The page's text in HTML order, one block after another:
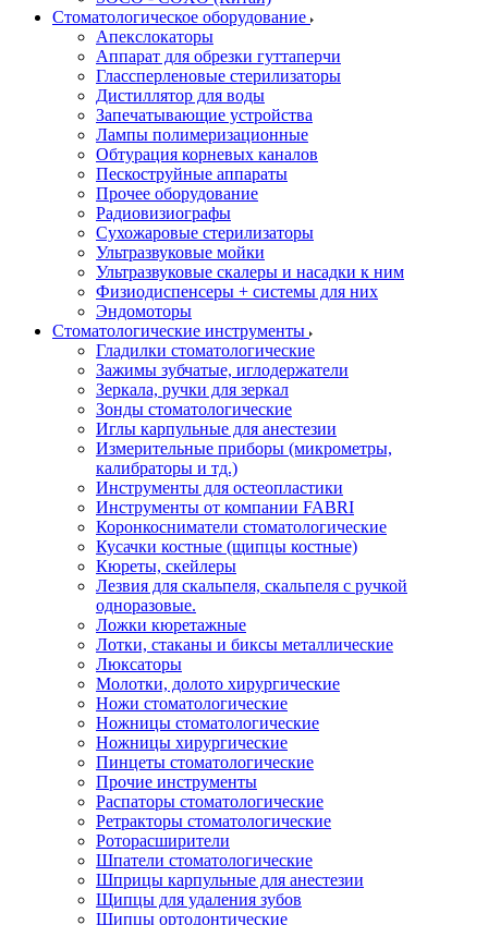
Стоматологическое оборудование
Апекслокаторы
Аппарат для обрезки гуттаперчи
Глассперленовые стерилизаторы
Дистиллятор для воды
Запечатывающие устройства
Лампы полимеризационные
Обтурация корневых каналов
Пескоструйные аппараты
Прочее оборудование
Радиовизиографы
Сухожаровые стерилизаторы
Ультразвуковые мойки
Ультразвуковые скалеры и насадки к ним
Физиодиспенсеры + системы для них
Эндомоторы
Стоматологические инструменты
Гладилки стоматологические
Зажимы зубчатые, иглодержатели
Зеркала, ручки для зеркал
Зонды стоматологические
Иглы карпульные для анестезии
Измерительные приборы (микрометры,
калибраторы и тд.)
Инструменты для остеопластики
Инструменты от компании FABRI
Коронкосниматели стоматологические
Кусачки костные (щипцы костные)
Кюреты, скейлеры
Лезвия для скальпеля, скальпеля с ручкой
одноразовые.
Ложки кюретажные
Лотки, стаканы и биксы металлические
Люксаторы
Молотки, долото хирургические
Ножи стоматологические
Ножницы стоматологические
Ножницы хирургические
Пинцеты стоматологические
Прочие инструменты
Распаторы стоматологические
Ретракторы стоматологические
Роторасширители
Шпатели стоматологические
Шприцы карпульные для анестезии
Щипцы для удаления зубов
Щипцы ортодонтические